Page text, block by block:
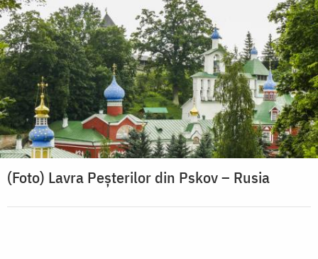
(Foto) Lavra Peșterilor din Pskov – Rusia